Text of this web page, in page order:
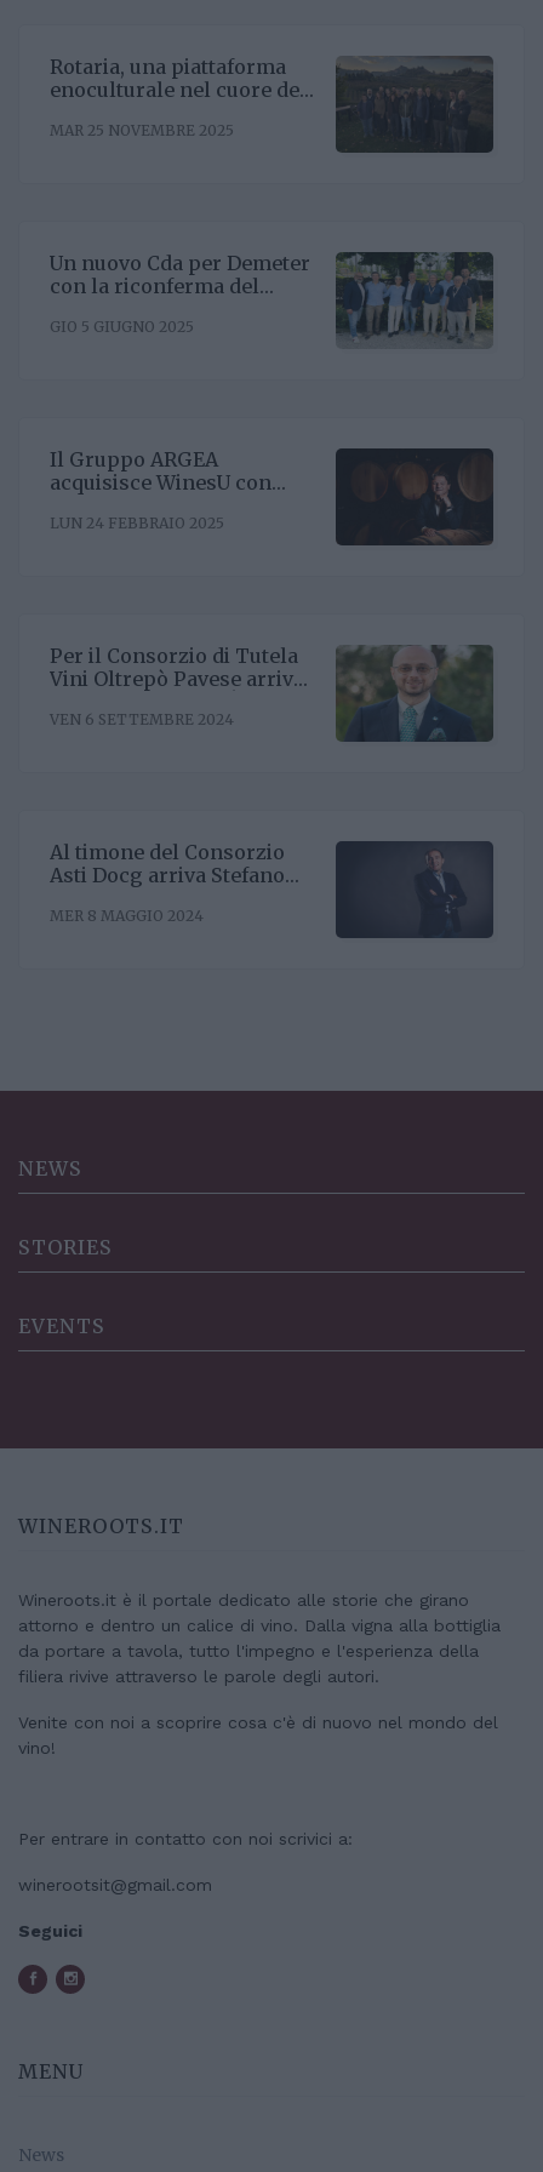
Rotaria, una piattaforma
enoculturale nel cuore del
MAR 25 NOVEMBRE 2025
Un nuovo Cda per Demeter
con la riconferma del
GIO 5 GIUGNO 2025
Il Gruppo ARGEA
acquisisce WinesU con
posizionamento negli Stati
LUN 24 FEBBRAIO 2025
Per il Consorzio di Tutela
Vini Oltrepò Pavese arriva
Riccardo Binda
VEN 6 SETTEMBRE 2024
Al timone del Consorzio
Asti Docg arriva Stefano
sinergia associativa e far
MER 8 MAGGIO 2024
NEWS
STORIES
EVENTS
WINEROOTS.IT
Wineroots.it è il portale dedicato alle storie che girano
attorno e dentro un calice di vino. Dalla vigna alla bottiglia
da portare a tavola, tutto l'impegno e l'esperienza della
filiera rivive attraverso le parole degli autori.
Venite con noi a scoprire cosa c'è di nuovo nel mondo del
vino!
Per entrare in contatto con noi scrivici a:
winerootsit@gmail.com
Seguici
MENU
News